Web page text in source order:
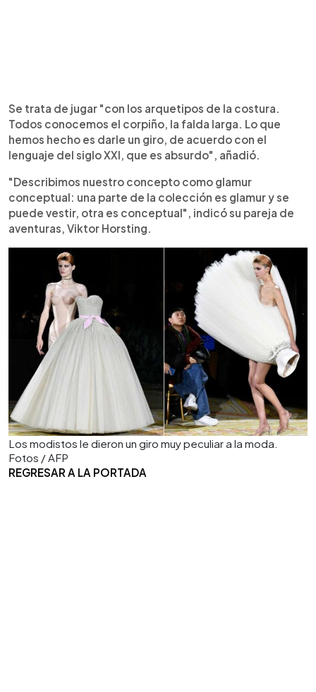
Se trata de jugar "con los arquetipos de la costura.
Todos conocemos el corpiño, la falda larga. Lo que
hemos hecho es darle un giro, de acuerdo con el
lenguaje del siglo XXI, que es absurdo", añadió.
"Describimos nuestro concepto como glamur
conceptual: una parte de la colección es glamur y se
puede vestir, otra es conceptual", indicó su pareja de
aventuras, Viktor Horsting.
Los modistos le dieron un giro muy peculiar a la moda.
Fotos / AFP
REGRESAR A LA PORTADA